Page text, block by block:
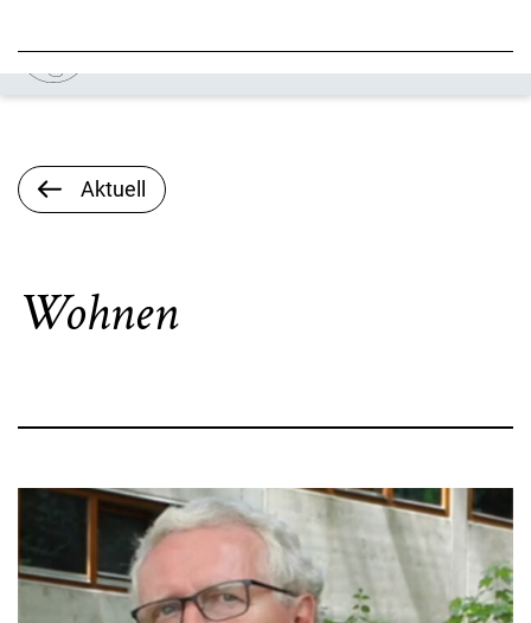
Aktuell
Wohnen